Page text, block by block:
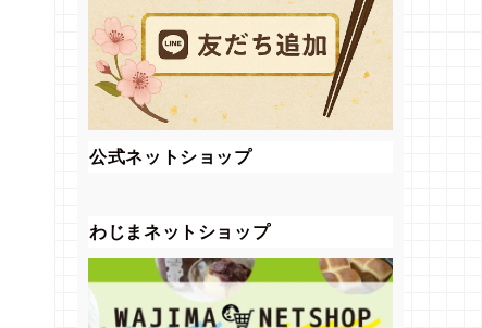
公式ネットショップ
わじまネットショップ